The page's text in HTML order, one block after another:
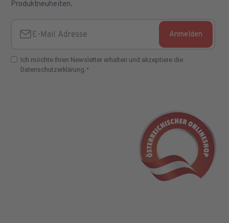
Produktneuheiten.
Ich möchte Ihren Newsletter erhalten und akzeptiere die
Datenschutzerklärung.
Anmelden